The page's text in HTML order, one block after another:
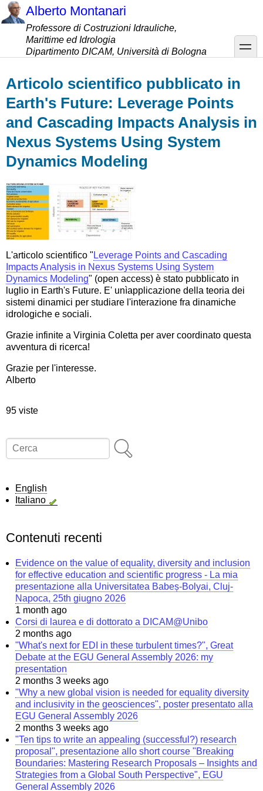
Salta
al
contenuto
principale
Alberto Montanari
Professore di Costruzioni Idrauliche,
Marittime ed Idrologia
Dipartimento DICAM, Università di Bologna
toggle
Articolo scientifico pubblicato in
Earth's Future: Leverage Points
and Cascading Impacts Analysis in
Nexus Systems Using System
Dynamics Modeling
L'articolo scientifico " Leverage Points and Cascading
Impacts Analysis in Nexus Systems Using System
Dynamics Modeling" (open access) è stato pubblicato in
luglio in Earth's Future. E' unìapplicazione della teoria dei
sistemi dinamici per studiare l'interazione fra dinamiche
idrologiche e sociali.
Grazie infinite a Virginia Coletta per aver coordinato questa
avventura di ricerca!
Grazie per l'interesse.
Alberto
95 viste
Cerca
English
Italiano
Contenuti recenti
Evidence on the value of equality, diversity and inclusion
for effective education and scientific progress - La mia
presentazione alla Universitatea Babeș-Bolyai, Cluj-
Napoca, 25th giugno 2026
1 month ago
Corsi di laurea e di dottorato a DICAM@Unibo
2 months ago
"What's next for EDI in these turbulent times?", Great
Debate at the EGU General Assembly 2026: my
presentation
2 months 3 weeks ago
"Why a new global vision is needed for equality diversity
and inclusivity in the geosciences", poster presentato alla
EGU General Assembly 2026
2 months 3 weeks ago
"Ten tips to write an appealing (successful?) research
proposal", presentazione allo short course "Breaking
Boundaries: Mastering Research Proposals – Insights and
Strategies from a Global South Perspective", EGU
General Assembly 2026